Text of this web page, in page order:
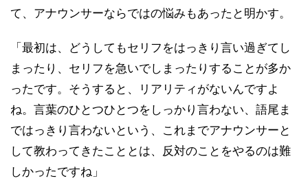
て、アナウンサーならではの悩みもあったと明かす。
「最初は、どうしてもセリフをはっきり言い過ぎてし
まったり、セリフを急いでしまったりすることが多か
ったです。そうすると、リアリティがないんですよ
ね。言葉のひとつひとつをしっかり言わない、語尾ま
ではっきり言わないという、これまでアナウンサーと
して教わってきたこととは、反対のことをやるのは難
しかったですね」